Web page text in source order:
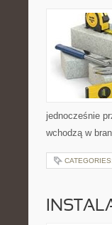
jednocześnie
wchodzą w
CATEGORIES: